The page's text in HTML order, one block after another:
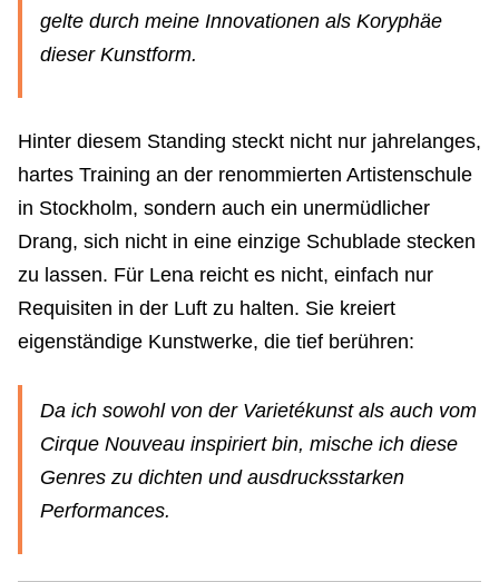
gelte durch meine Innovationen als Koryphäe
dieser Kunstform.
Hinter diesem Standing steckt nicht nur jahrelanges,
hartes Training an der renommierten Artistenschule
in Stockholm, sondern auch ein unermüdlicher
Drang, sich nicht in eine einzige Schublade stecken
zu lassen. Für Lena reicht es nicht, einfach nur
Requisiten in der Luft zu halten. Sie kreiert
eigenständige Kunstwerke, die tief berühren:
Da ich sowohl von der Varietékunst als auch vom
Cirque Nouveau inspiriert bin, mische ich diese
Genres zu dichten und ausdrucksstarken
Performances.